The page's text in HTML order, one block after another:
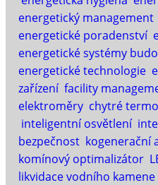
energetický management
energetické poradenství
energetické systémy
energetické technologie
zařízení facility
elektroměry chytré
inteligentní osvětlení
bezpečnost kogenerační
komínový optimalizátor
likvidace vodního kamene